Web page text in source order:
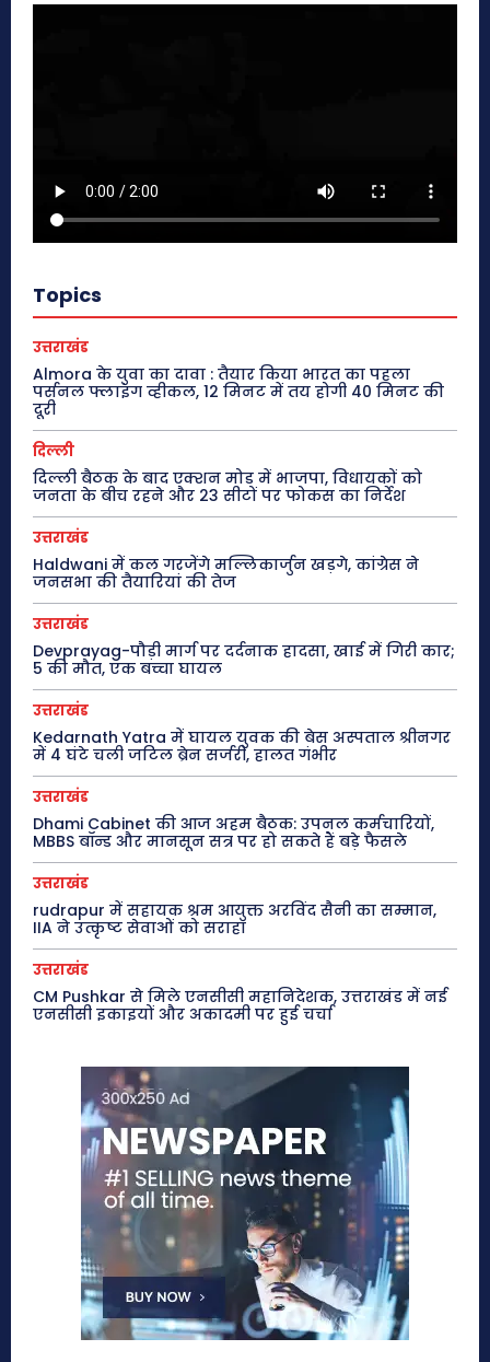
Topics
उत्तराखंड
Almora के युवा का दावा : तैयार किया भारत का पहला
पर्सनल फ्लाइंग व्हीकल, 12 मिनट में तय होगी 40 मिनट की
दूरी
दिल्ली
दिल्ली बैठक के बाद एक्शन मोड में भाजपा, विधायकों को
जनता के बीच रहने और 23 सीटों पर फोकस का निर्देश
उत्तराखंड
Haldwani में कल गरजेंगे मल्लिकार्जुन खड़गे, कांग्रेस ने
जनसभा की तैयारियां की तेज
उत्तराखंड
Devprayag-पौड़ी मार्ग पर दर्दनाक हादसा, खाई में गिरी कार;
5 की मौत, एक बच्चा घायल
उत्तराखंड
Kedarnath Yatra में घायल युवक की बेस अस्पताल श्रीनगर
में 4 घंटे चली जटिल ब्रेन सर्जरी, हालत गंभीर
उत्तराखंड
Dhami Cabinet की आज अहम बैठक: उपनल कर्मचारियों,
MBBS बॉन्ड और मानसून सत्र पर हो सकते हैं बड़े फैसले
उत्तराखंड
rudrapur में सहायक श्रम आयुक्त अरविंद सैनी का सम्मान,
IIA ने उत्कृष्ट सेवाओं को सराहा
उत्तराखंड
CM Pushkar से मिले एनसीसी महानिदेशक, उत्तराखंड में नई
एनसीसी इकाइयों और अकादमी पर हुई चर्चा